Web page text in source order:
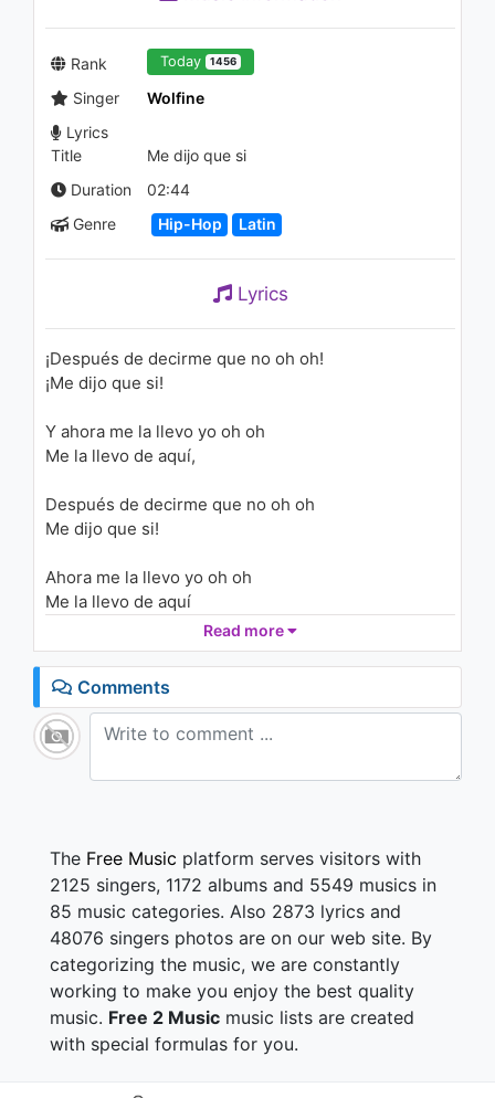
03:18
Rank Today 1456
Singer
Wolfine
Lyrics
Title
Me dijo que si
Duration
02:44
Genre
Hip-Hop Latin
Lyrics
¡Después de decirme que no oh oh!
¡Me dijo que si!
Y ahora me la llevo yo oh oh
Me la llevo de aquí,
Después de decirme que no oh oh
Me dijo que si!
Ahora me la llevo yo oh oh
Me la llevo de aquí
Un sitio donde nadie nos ve!
Y dime que yo soy tu hombre
La cama nos va retumbar
Los dos comenzamos a sudar...
Y no tiene nada que perder,
Haciendo lo que tu cuerpo me pide
Mamita yo te lo dije,
es difícil que me olvides
Después de decirme que no oh oh
me dijo que si!
Y ahora me la llevo yo oh oh
me la llevo de aquí
Read more
Comments
The Free Music platform serves visitors with
2125 singers, 1172 albums and 5549 musics in
85 music categories. Also 2873 lyrics and
48076 singers photos are on our web site. By
categorizing the music, we are constantly
working to make you enjoy the best quality
music. Free 2 Music music lists are created
with special formulas for you.